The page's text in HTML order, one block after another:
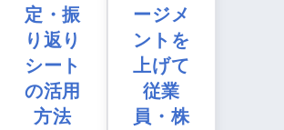
定・振
り返り
シート
の活用
方法
ージメ
ントを
上げて
従業
員・株